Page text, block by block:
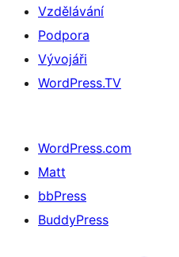
Vzdělávání
Podpora
Vývojáři
WordPress.TV
WordPress.com
Matt
bbPress
BuddyPress